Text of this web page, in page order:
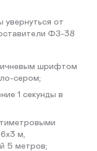
от
ФЗ-38
шрифтом
сером;
1 секунды в
м,
5 метров;